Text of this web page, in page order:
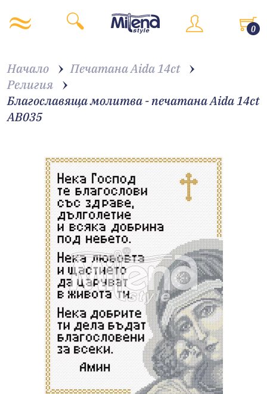
0
Начало
Печатана Aida 14ct
Религия
Благославяща молитва - печатана Aida 14ct
AB035